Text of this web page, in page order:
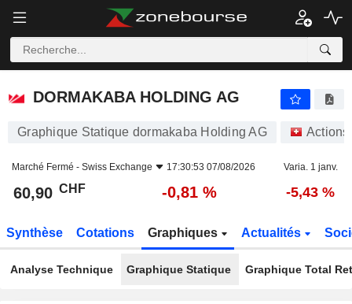
DORMAKABA HOLDING AG
Graphique Statique dormakaba Holding AG Actions
Marché Fermé - Swiss Exchange 17:30:53 07/08/2026 Varia. 1 janv.
60,90 CHF -0,81 % -5,43 %
Synthèse Cotations Graphiques Actualités
Analyse Technique Graphique Statique Graphique Total